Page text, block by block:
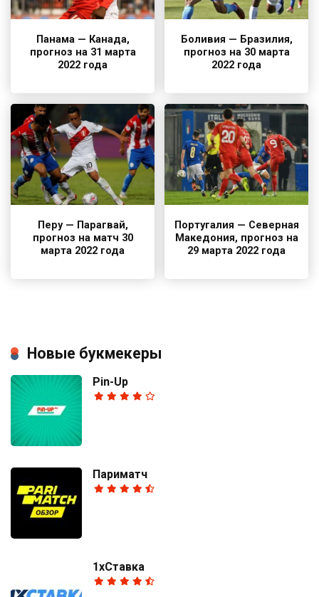
Панама — Канада,
прогноз на 31 марта
2022 года
Боливия — Бразилия,
прогноз на 30 марта
2022 года
Перу — Парагвай,
прогноз на матч 30
марта 2022 года
Португалия — Северная
Македония, прогноз на
29 марта 2022 года
Новые букмекеры
Pin-Up
Париматч
1хСтавка